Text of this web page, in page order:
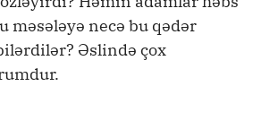
məsələyə necə bu qədər
Əslində çox